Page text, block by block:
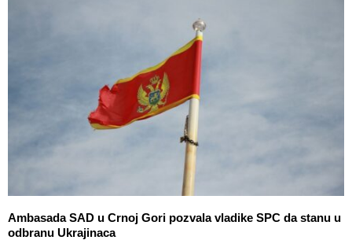
Ambasada SAD u Crnoj Gori pozvala vladike SPC da stanu u
odbranu Ukrajinaca